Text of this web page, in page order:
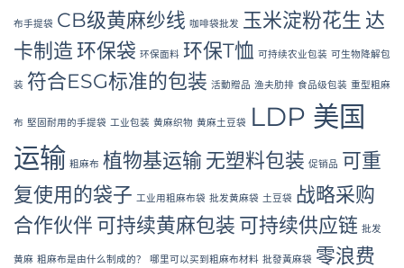
布手提袋 CB级黄麻纱线 咖啡袋批发 玉米淀粉花生 达
卡制造 环保袋 环保面料 环保T恤 可持续农业包装 可生物降解包
装 符合ESG标准的包装 活動贈品 渔夫肋排 食品级包装 重型粗麻
布 堅固耐用的手提袋 工业包装 黄麻织物 黄麻土豆袋
LDP 美国
运输 粗麻布 植物基运输 无塑料包装 促销品 可重
复使用的袋子 工业用粗麻布袋 批发黄麻袋 土豆袋 战略采购
合作伙伴 可持续黄麻包装 可持续供应链 批发
黄麻 粗麻布是由什么制成的？ 哪里可以买到粗麻布材料 批發黃麻袋 零浪费